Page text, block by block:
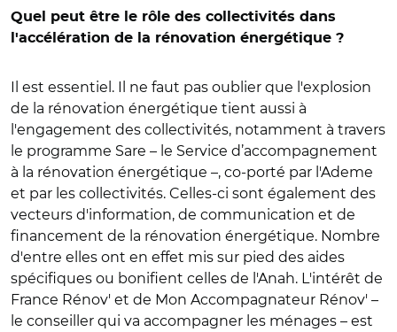
Quel peut être le rôle des collectivités dans
l'accélération de la rénovation énergétique ?
Il est essentiel. Il ne faut pas oublier que l'explosion
de la rénovation énergétique tient aussi à
l'engagement des collectivités, notamment à travers
le programme Sare – le Service d’accompagnement
à la rénovation énergétique –, co-porté par l'Ademe
et par les collectivités. Celles-ci sont également des
vecteurs d'information, de communication et de
financement de la rénovation énergétique. Nombre
d'entre elles ont en effet mis sur pied des aides
spécifiques ou bonifient celles de l'Anah. L'intérêt de
France Rénov' et de Mon Accompagnateur Rénov' –
le conseiller qui va accompagner les ménages – est